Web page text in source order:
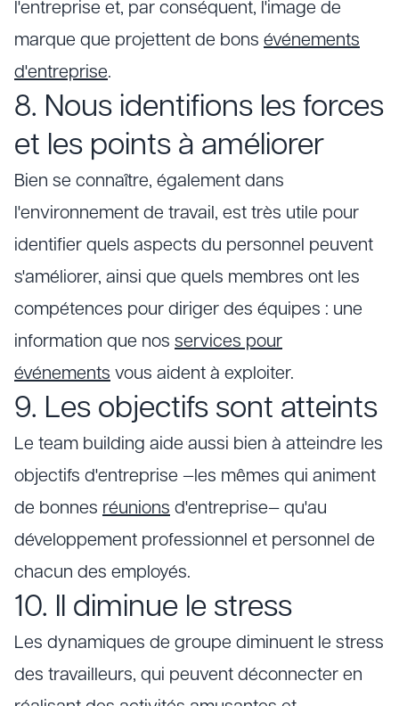
l'entreprise et, par conséquent, l'image de
marque que projettent de bons événements
d'entreprise.
8. Nous identifions les forces
et les points à améliorer
Bien se connaître, également dans
l'environnement de travail, est très utile pour
identifier quels aspects du personnel peuvent
s'améliorer, ainsi que quels membres ont les
compétences pour diriger des équipes : une
information que nos services pour
événements vous aident à exploiter.
9. Les objectifs sont atteints
Le team building aide aussi bien à atteindre les
objectifs d'entreprise —les mêmes qui animent
de bonnes réunions d'entreprise— qu'au
développement professionnel et personnel de
chacun des employés.
10. Il diminue le stress
Les dynamiques de groupe diminuent le stress
des travailleurs, qui peuvent déconnecter en